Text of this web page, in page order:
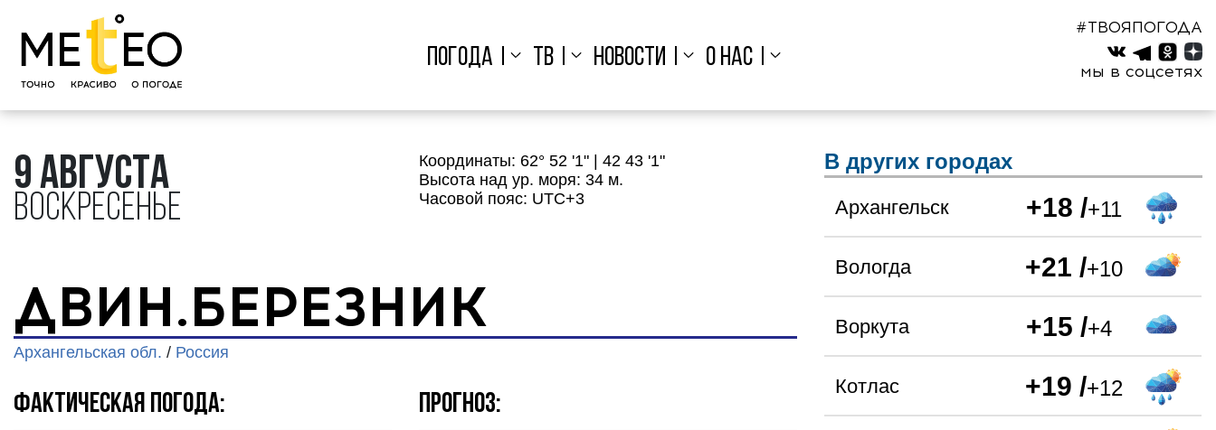
ПОГОДА ТВ НОВОСТИ О НАС
#ТВОЯПОГОДА
мы в соцсетях
9 августа
Воскресенье
Координаты: 62° 52 '1" | 42 43 '1"
Высота над ур. моря: 34 м.
Часовой пояс: UTC+3
ДВИН.БЕРЕЗНИК
Архангельская обл. / Россия
ФАКТИЧЕСКАЯ ПОГОДА: ПРОГНОЗ:
В других городах
Архангельск +18 /+11
Вологда +21 /+10
Воркута +15 /+4
Котлас +19 /+12